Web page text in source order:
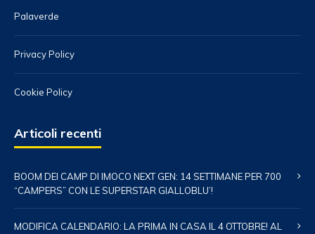
Palaverde
Privacy Policy
Cookie Policy
Articoli recenti
BOOM DEI CAMP DI IMOCO NEXT GEN: 14 SETTIMANE PER 700
“CAMPERS” CON LE SUPERSTAR GIALLOBLU’!
MODIFICA CALENDARIO: LA PRIMA IN CASA IL 4 OTTOBRE! AL